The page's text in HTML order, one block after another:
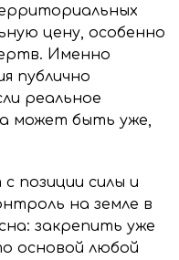
цену, особенно
Именно
публично
реальное
может быть уже,
позиции силы и
на земле в
закрепить уже
основой любой